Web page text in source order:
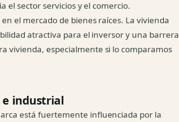
el sector servicios y el comercio.
el mercado de bienes raíces. La vivienda
atractiva para el inversor y una barrera
vivienda, especialmente si lo comparamos
e industrial
está fuertemente influenciada por la